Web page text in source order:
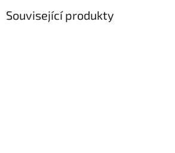
Související produkty